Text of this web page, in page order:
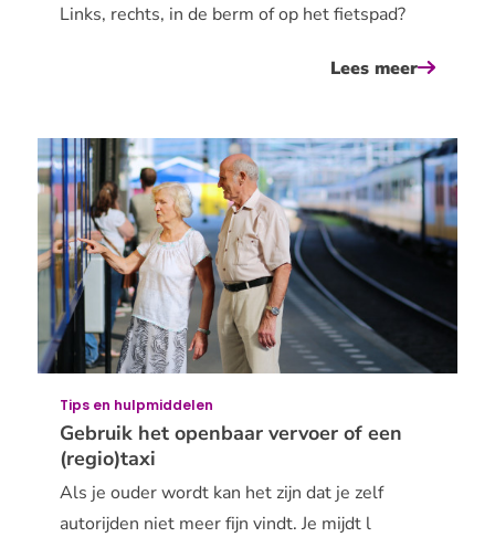
Links, rechts, in de berm of op het fietspad?
Lees meerover
je
het
beste
lopen
Gebruik het openbaar vervoer of een
(regio)taxi
Tips en hulpmiddelen
Als je ouder wordt kan het zijn dat je zelf
autorijden niet meer fijn vindt. Je mijdt l